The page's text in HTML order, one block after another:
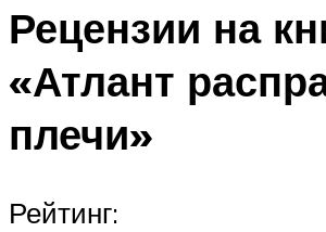
Рецензии на
«Атлант
плечи»
Рейтинг: